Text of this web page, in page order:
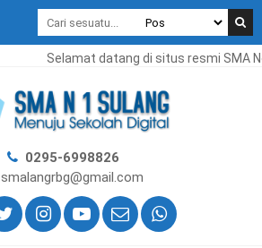
Selamat datang di situs resmi SMA
0295-6998826
smalangrbg@gmail.com